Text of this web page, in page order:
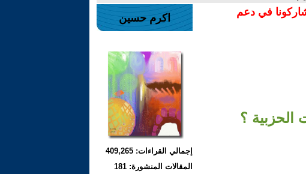
في دعم
اكرم حسين
إجمالي القراءات: 409,265
المقالات المنشورة: 181